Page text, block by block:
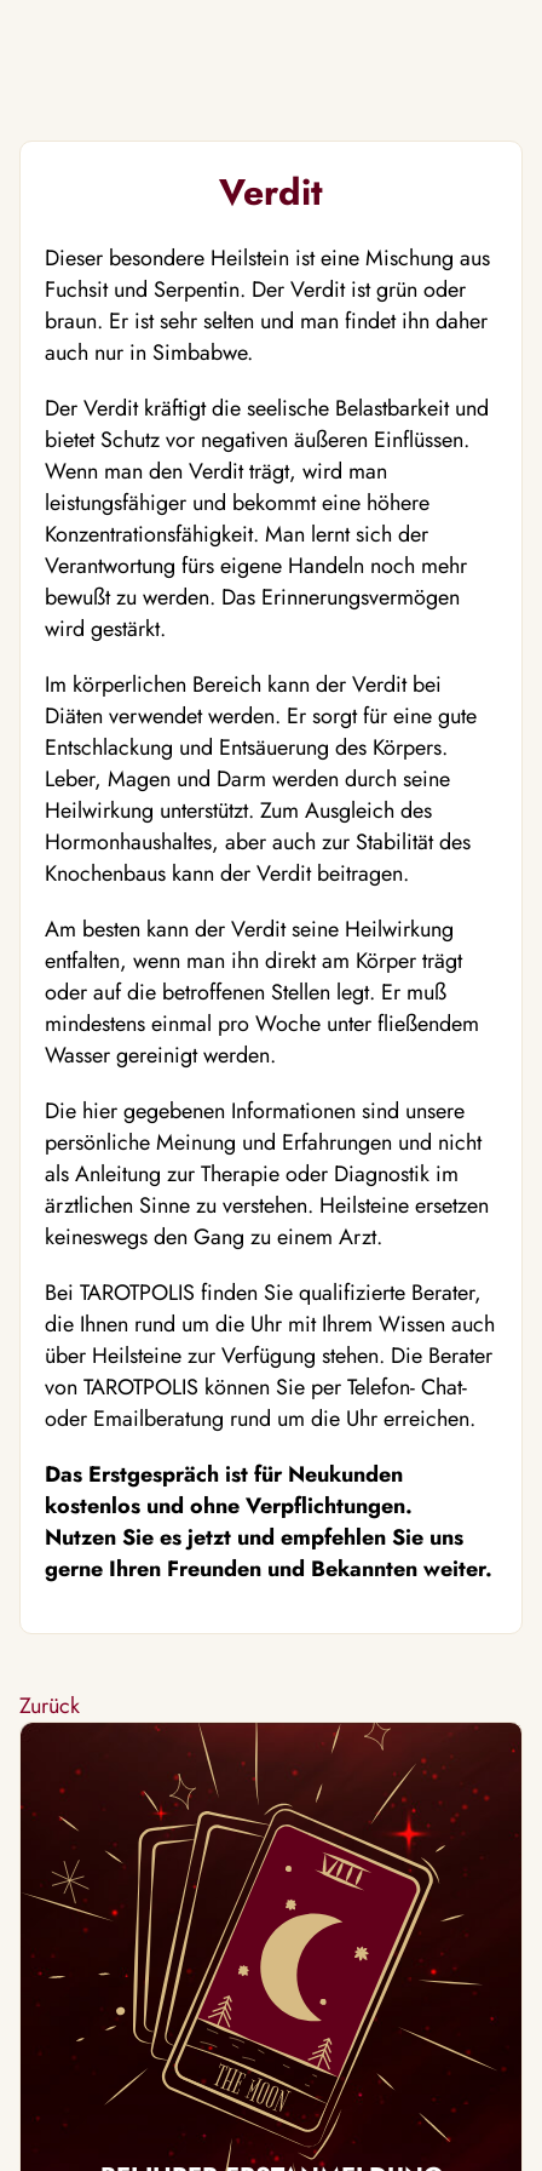
Verdit
Dieser besondere Heilstein ist eine Mischung aus
Fuchsit und Serpentin. Der Verdit ist grün oder
braun. Er ist sehr selten und man findet ihn daher
auch nur in Simbabwe.
Der Verdit kräftigt die seelische Belastbarkeit und
bietet Schutz vor negativen äußeren Einflüssen.
Wenn man den Verdit trägt, wird man
leistungsfähiger und bekommt eine höhere
Konzentrationsfähigkeit. Man lernt sich der
Verantwortung fürs eigene Handeln noch mehr
bewußt zu werden. Das Erinnerungsvermögen
wird gestärkt.
Im körperlichen Bereich kann der Verdit bei
Diäten verwendet werden. Er sorgt für eine gute
Entschlackung und Entsäuerung des Körpers.
Leber, Magen und Darm werden durch seine
Heilwirkung unterstützt. Zum Ausgleich des
Hormonhaushaltes, aber auch zur Stabilität des
Knochenbaus kann der Verdit beitragen.
Am besten kann der Verdit seine Heilwirkung
entfalten, wenn man ihn direkt am Körper trägt
oder auf die betroffenen Stellen legt. Er muß
mindestens einmal pro Woche unter fließendem
Wasser gereinigt werden.
Die hier gegebenen Informationen sind unsere
persönliche Meinung und Erfahrungen und nicht
als Anleitung zur Therapie oder Diagnostik im
ärztlichen Sinne zu verstehen. Heilsteine ersetzen
keineswegs den Gang zu einem Arzt.
Bei TAROTPOLIS finden Sie qualifizierte Berater,
die Ihnen rund um die Uhr mit Ihrem Wissen auch
über Heilsteine zur Verfügung stehen. Die Berater
von TAROTPOLIS können Sie per Telefon- Chat-
oder Emailberatung rund um die Uhr erreichen.
Das Erstgespräch ist für Neukunden
kostenlos und ohne Verpflichtungen.
Nutzen Sie es jetzt und empfehlen Sie uns
gerne Ihren Freunden und Bekannten weiter.
Zurück